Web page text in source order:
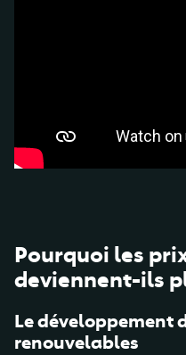
Pourquoi les
deviennent-ils
Le développement
renouvelables